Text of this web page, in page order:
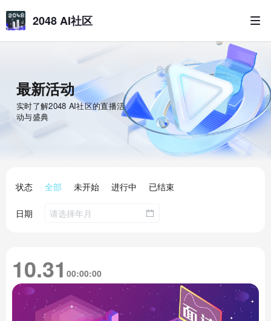
2048 AI社区
最新活动
实时了解2048 AI社区的直播活
动与盛典
状态 全部 未开始 进行中 已结束
日期
10.31 00:00:00